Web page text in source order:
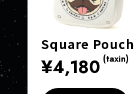
Square Pouch
¥4,180 (taxin)